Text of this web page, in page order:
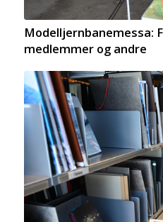
Modelljernbanemessa:
medlemmer og andre